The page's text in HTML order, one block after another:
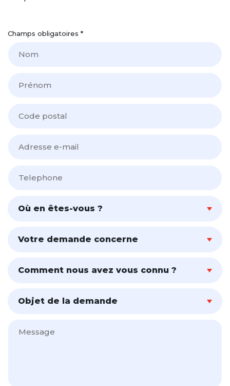
Champs obligatoires *
Où en êtes-vous ?
Votre demande concerne
Comment nous avez vous connu ?
Objet de la demande